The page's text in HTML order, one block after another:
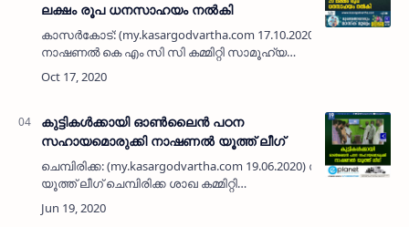
ലക്ഷം രൂപ ധനസാഹയം നല്‍കി
കാസര്‍കോട്: (my.kasargodvartha.com 17.10.2020) സൗദി
നാഷണല്‍ കെ എം സി സി കമ്മിറ്റി സാമൂഹ്യ
സുരക്ഷ പദ്ധതി 2020 പ്രകാരം മരിച്ചവരുടെ
കുടുംബത്തിന് ജില്ലയില്‍ 20 ലക്ഷം രൂപ…
കുട്ടികള്‍ക്കായി ഓണ്‍ലൈന്‍ പഠന
സഹായമൊരുക്കി നാഷണല്‍ യൂത്ത് ലീഗ്
ചെമ്പിരിക്ക: (my.kasargodvartha.com 19.06.2020) നാഷണല്‍
യൂത്ത് ലീഗ് ചെമ്പിരിക്ക ശാഖ കമ്മിറ്റി
സംഘടിപ്പിക്കുന്ന കുട്ടികള്‍ക്ക് ഓണ്‍ലൈന്‍ പഠന
ക്ലാസിന്റെ സ്വിച്ച് ഓണ്…